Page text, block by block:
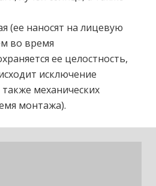
(ее наносят на лицевую
во время
ее целостность,
исключение
механических
монтажа).